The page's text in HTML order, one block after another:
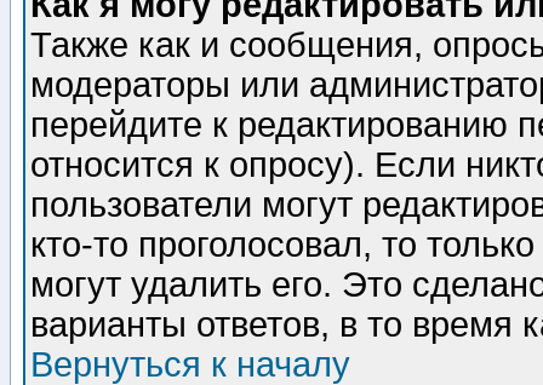
Также как и сообщения,
модераторы или
перейдите к редактированию
относится к опросу). Если
пользователи могут
кто-то проголосовал, то
могут удалить его. Это
варианты ответов, в то время
Вернуться к началу